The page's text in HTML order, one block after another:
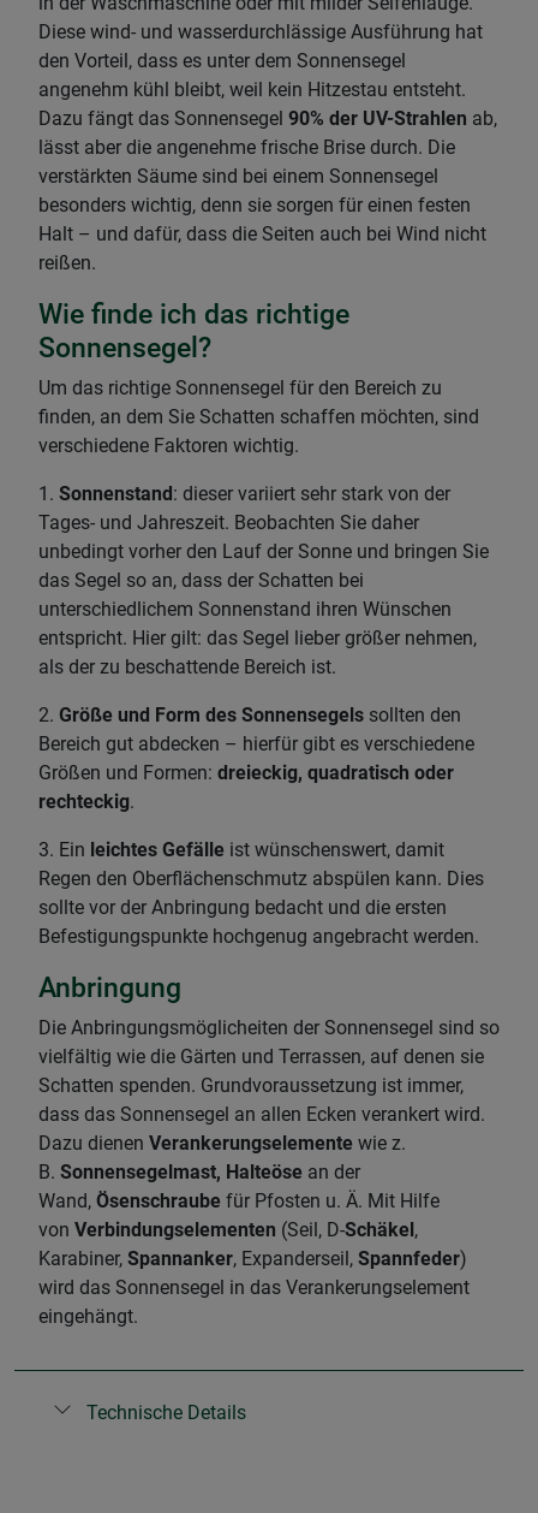
Diese wind- und wasserdurchlässige Ausführung hat
den Vorteil, dass es unter dem Sonnensegel
angenehm kühl bleibt, weil kein Hitzestau entsteht.
Dazu fängt das Sonnensegel 90% der UV-Strahlen ab,
lässt aber die angenehme frische Brise durch. Die
verstärkten Säume sind bei einem Sonnensegel
besonders wichtig, denn sie sorgen für einen festen
Halt – und dafür, dass die Seiten auch bei Wind nicht
reißen.
Wie finde ich das richtige
Sonnensegel?
Um das richtige Sonnensegel für den Bereich zu
finden, an dem Sie Schatten schaffen möchten, sind
verschiedene Faktoren wichtig.
1. Sonnenstand: dieser variiert sehr stark von der
Tages- und Jahreszeit. Beobachten Sie daher
unbedingt vorher den Lauf der Sonne und bringen Sie
das Segel so an, dass der Schatten bei
unterschiedlichem Sonnenstand ihren Wünschen
entspricht. Hier gilt: das Segel lieber größer nehmen,
als der zu beschattende Bereich ist.
2. Größe und Form des Sonnensegels sollten den
Bereich gut abdecken – hierfür gibt es verschiedene
Größen und Formen: dreieckig, quadratisch oder
rechteckig.
3. Ein leichtes Gefälle ist wünschenswert, damit
Regen den Oberflächenschmutz abspülen kann. Dies
sollte vor der Anbringung bedacht und die ersten
Befestigungspunkte hochgenug angebracht werden.
Anbringung
Die Anbringungsmöglicheiten der Sonnensegel sind so
vielfältig wie die Gärten und Terrassen, auf denen sie
Schatten spenden. Grundvoraussetzung ist immer,
dass das Sonnensegel an allen Ecken verankert wird.
Dazu dienen Verankerungselemente wie z.
B. Sonnensegelmast, Halteöse an der
Wand, Ösenschraube für Pfosten u. Ä. Mit Hilfe
von Verbindungselementen (Seil, D-Schäkel,
Karabiner, Spannanker, Expanderseil, Spannfeder)
wird das Sonnensegel in das Verankerungselement
eingehängt.
Technische Details